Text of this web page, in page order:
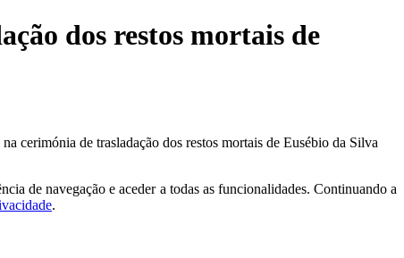
dos restos mortais de
cerimónia de trasladação dos restos mortais de Eusébio da Silva
de navegação e aceder a todas as funcionalidades. Continuando a
.